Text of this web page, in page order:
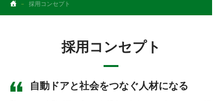
採用コンセプト
採用コンセプト
自動ドアと社会をつなぐ人材になる